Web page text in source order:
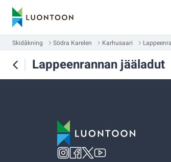
Skidåkning Södra Karelen Karhusaari
Lappeenrannan jääladut